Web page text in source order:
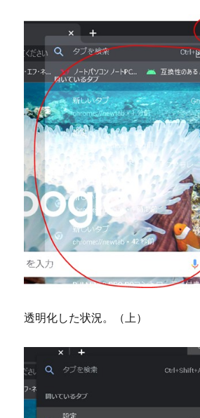
た
例
に
透明化した状況。（上）